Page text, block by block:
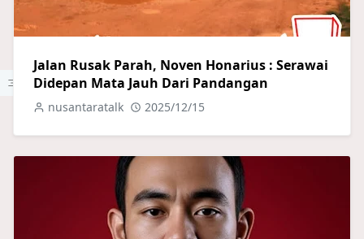
Jalan Rusak Parah, Noven Honarius : Serawai
Didepan Mata Jauh Dari Pandangan
nusantaratalk 2025/12/15